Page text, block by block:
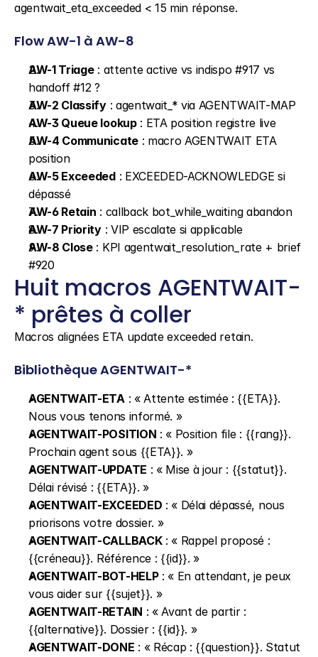
agentwait_eta_exceeded < 15 min réponse.
Flow AW-1 à AW-8
AW-1 Triage : attente active vs indispo #917 vs
handoff #12 ?
AW-2 Classify : agentwait_* via AGENTWAIT-MAP
AW-3 Queue lookup : ETA position registre live
AW-4 Communicate : macro AGENTWAIT ETA
position
AW-5 Exceeded : EXCEEDED-ACKNOWLEDGE si
dépassé
AW-6 Retain : callback bot_while_waiting abandon
AW-7 Priority : VIP escalate si applicable
AW-8 Close : KPI agentwait_resolution_rate + brief
#920
Huit macros AGENTWAIT-
* prêtes à coller
Macros alignées ETA update exceeded retain.
Bibliothèque AGENTWAIT-*
AGENTWAIT-ETA : « Attente estimée : {{ETA}}.
Nous vous tenons informé. »
AGENTWAIT-POSITION : « Position file : {{rang}}.
Prochain agent sous {{ETA}}. »
AGENTWAIT-UPDATE : « Mise à jour : {{statut}}.
Délai révisé : {{ETA}}. »
AGENTWAIT-EXCEEDED : « Délai dépassé, nous
priorisons votre dossier. »
AGENTWAIT-CALLBACK : « Rappel proposé :
{{créneau}}. Référence : {{id}}. »
AGENTWAIT-BOT-HELP : « En attendant, je peux
vous aider sur {{sujet}}. »
AGENTWAIT-RETAIN : « Avant de partir :
{{alternative}}. Dossier : {{id}}. »
AGENTWAIT-DONE : « Récap : {{question}}. Statut